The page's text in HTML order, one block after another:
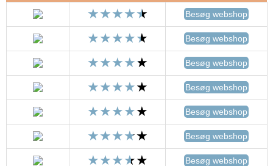
Besøg webshop
Besøg webshop
Besøg webshop
Besøg webshop
Besøg webshop
Besøg webshop
Besøg webshop